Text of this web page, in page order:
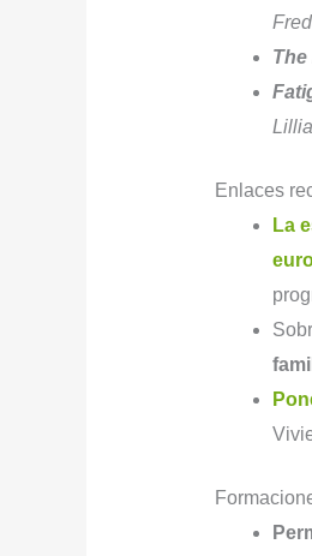
Enlaces
La